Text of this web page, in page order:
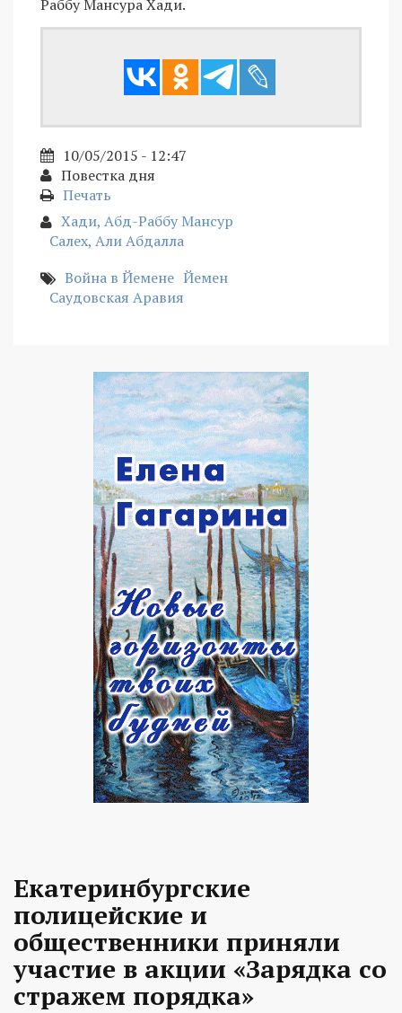
Раббу Мансура Хади.
10/05/2015 - 12:47
Повестка дня
Печать
Хади, Абд-Раббу Мансур
Салех, Али Абдалла
Война в Йемене Йемен
Саудовская Аравия
Екатеринбургские
полицейские и
общественники приняли
участие в акции «Зарядка со
стражем порядка»